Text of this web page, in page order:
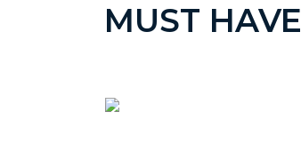
MUST HAVE